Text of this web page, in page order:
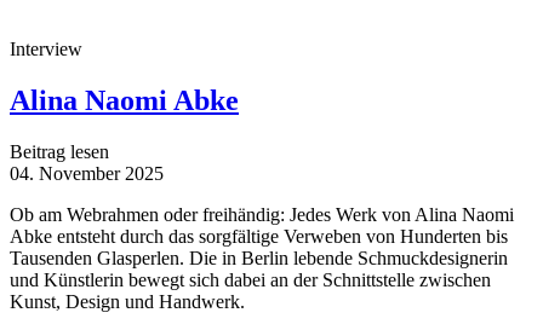
Interview
Alina Naomi Abke
Beitrag lesen
04. November 2025
Ob am Webrahmen oder freihändig: Jedes Werk von Alina Naomi
Abke entsteht durch das sorgfältige Verweben von Hunderten bis
Tausenden Glasperlen. Die in Berlin lebende Schmuckdesignerin
und Künstlerin bewegt sich dabei an der Schnittstelle zwischen
Kunst, Design und Handwerk.